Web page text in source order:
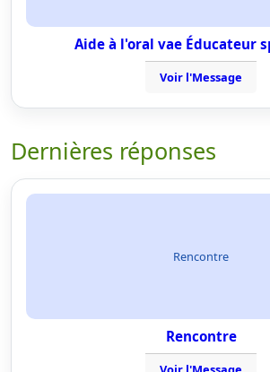
Aide à l'oral vae Éducateur
Voir l'Message
Dernières réponses
Rencontre
Rencontre